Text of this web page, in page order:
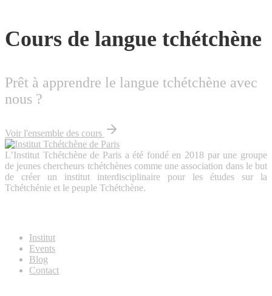
Cours de langue tchétchène
Prêt à apprendre le langue tchétchène avec
nous ?
Voir l'ensemble des cours
L’Institut Tchétchène de Paris a été fondé en 2018 par une groupe
de jeunes chercheurs tchétchènes comme une association dans le but
de créer un institut interdisciplinaire pour les études sur la
Tchétchénie et le peuple Tchétchène.
Institut
Events
Blog
Contact